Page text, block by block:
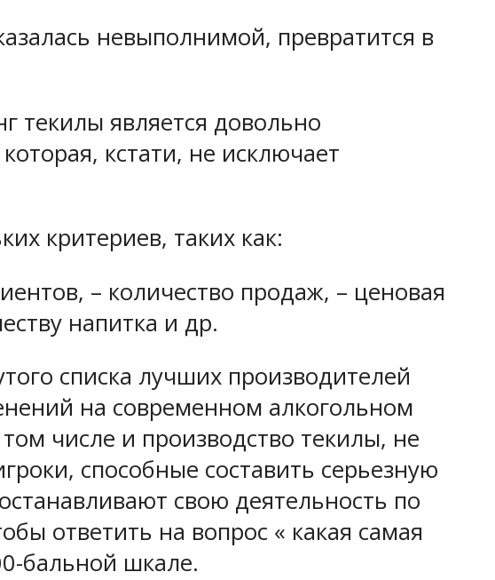
невыполнимой, превратится в
текилы является довольно
кстати, не исключает
критериев, таких как:
– количество продаж, – ценовая
напитка и др.
списка лучших производителей
на современном алкогольном
числе и производство текилы, не
способные составить серьезную
свою деятельность по
ответить на вопрос « какая самая
бальной шкале.